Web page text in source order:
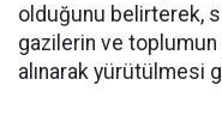
olduğunu belirterek,
gazilerin ve
alınarak yürütülmesi